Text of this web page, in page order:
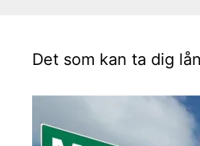
Det som kan ta dig